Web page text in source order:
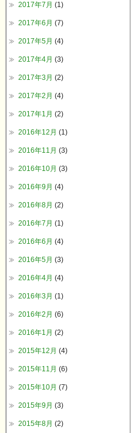
2017年7月 (1)
2017年6月 (7)
2017年5月 (4)
2017年4月 (3)
2017年3月 (2)
2017年2月 (4)
2017年1月 (2)
2016年12月 (1)
2016年11月 (3)
2016年10月 (3)
2016年9月 (4)
2016年8月 (2)
2016年7月 (1)
2016年6月 (4)
2016年5月 (3)
2016年4月 (4)
2016年3月 (1)
2016年2月 (6)
2016年1月 (2)
2015年12月 (4)
2015年11月 (6)
2015年10月 (7)
2015年9月 (3)
2015年8月 (2)